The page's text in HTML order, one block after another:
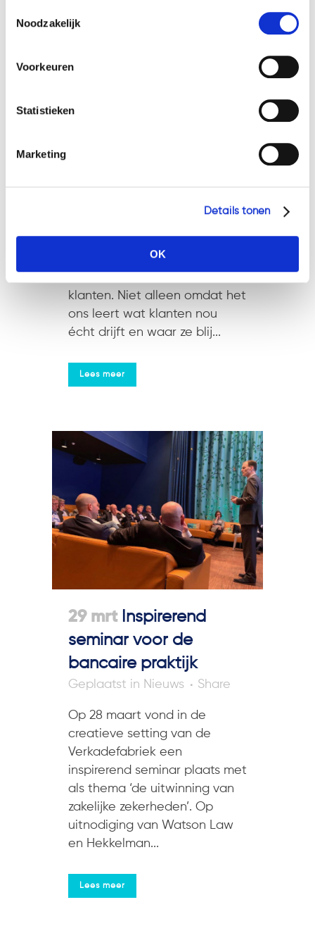
Welke cookies wij gebruiken, ziet u in de cookiebalk
hieronder. Mocht u meer informatie willen over onze
op: https://watsonlaw.nl/privacy/
Noodzakelijk
Voorkeuren
Statistieken
Marketing
Details tonen
OK
inNieuws Share
we een kwalitatief onderzoek
uitgevoerd naar de
klanten. Niet alleen omdat het
ons leert wat klanten nou
écht drijft en waar ze blij...
Lees meer
29 mrt Inspirerend
seminar voor de
bancaire praktijk
in Nieuws Share
Op 28 maart vond in de
creatieve setting van de
Verkadefabriek een
inspirerend seminar plaats met
als thema ‘de uitwinning van
zakelijke zekerheden’. Op
uitnodiging van Watson Law
en Hekkelman...
Lees meer